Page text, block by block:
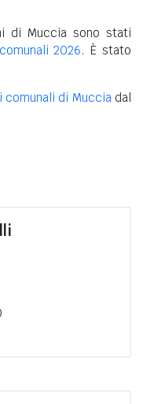
di Muccia sono stati
2026. È stato
di Muccia dal